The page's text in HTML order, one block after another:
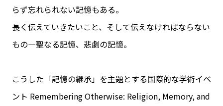
らず忘れられない記憶もある。
長く伝えていきたいこと、そして伝えなければならない
もの―聖なる記憶、悲劇の記憶。
こうした「記憶の継承」を主題とする国際的な学術イベ
ント Remembering Otherwise: Religion, Memory, and